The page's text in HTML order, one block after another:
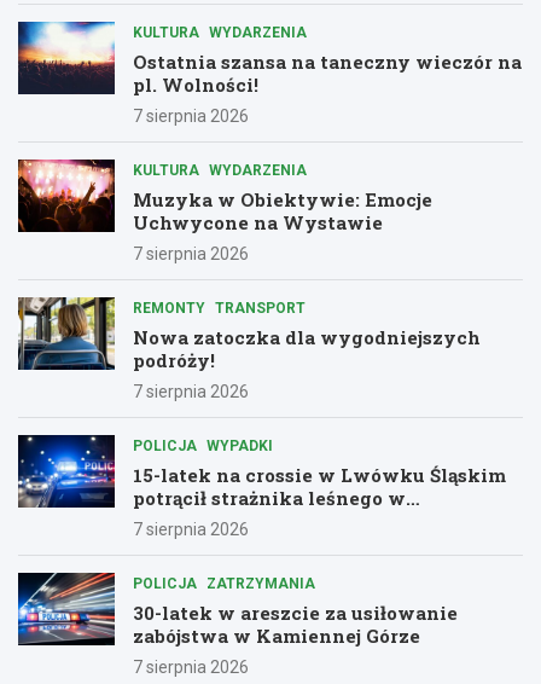
KULTURA WYDARZENIA
Ostatnia szansa na taneczny wieczór na
pl. Wolności!
7 sierpnia 2026
KULTURA WYDARZENIA
Muzyka w Obiektywie: Emocje
Uchwycone na Wystawie
7 sierpnia 2026
REMONTY TRANSPORT
Nowa zatoczka dla wygodniejszych
podróży!
7 sierpnia 2026
POLICJA WYPADKI
15-latek na crossie w Lwówku Śląskim
potrącił strażnika leśnego w
dramatycznej ucieczce przed policją
7 sierpnia 2026
POLICJA ZATRZYMANIA
30-latek w areszcie za usiłowanie
zabójstwa w Kamiennej Górze
7 sierpnia 2026